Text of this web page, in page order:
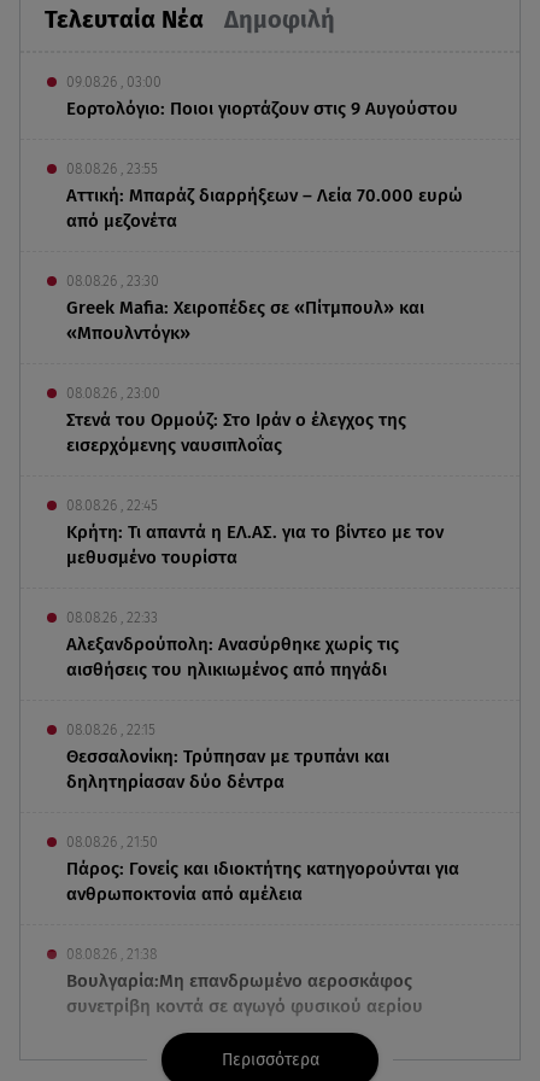
Τελευταία Νέα Δημοφιλή
09.08.26 , 03:00
Εορτολόγιο: Ποιοι γιορτάζουν στις 9 Αυγούστου
08.08.26 , 23:55
Αττική: Μπαράζ διαρρήξεων – Λεία 70.000 ευρώ
από μεζονέτα
08.08.26 , 23:30
Greek Mafia: Χειροπέδες σε «Πίτμπουλ» και
«Μπουλντόγκ»
08.08.26 , 23:00
Στενά του Ορμούζ: Στο Ιράν ο έλεγχος της
εισερχόμενης ναυσιπλοΐας
08.08.26 , 22:45
Κρήτη: Τι απαντά η ΕΛ.ΑΣ. για το βίντεο με τον
μεθυσμένο τουρίστα
08.08.26 , 22:33
Αλεξανδρούπολη: Ανασύρθηκε χωρίς τις
αισθήσεις του ηλικιωμένος από πηγάδι
08.08.26 , 22:15
Θεσσαλονίκη: Τρύπησαν με τρυπάνι και
δηλητηρίασαν δύο δέντρα
08.08.26 , 21:50
Πάρος: Γονείς και ιδιοκτήτης κατηγορούνται για
ανθρωποκτονία από αμέλεια
08.08.26 , 21:38
Βουλγαρία:Μη επανδρωμένο αεροσκάφος
συνετρίβη κοντά σε αγωγό φυσικού αερίου
08.08.26 , 21:32 Περισσότερα